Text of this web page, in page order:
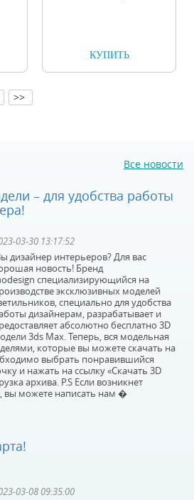
КУПИТЬ
>>
Все новости
– для удобства работы
03-30 13:17:52
дизайнер интерьеров? Для вас
новость! Бренд
специализирующийся на
эксклюзивных моделей
специально для удобства
дизайнерам, разрабатывает и
абсолютно бесплатно 3D
3ds Max. Теперь, вся модельная
которые вы можете скачать на
выбрать понравившийся
и нажать на ссылку «Скачать 3D
архива. P.S Если возникнет
вы можете написать нам �
03-08 09:35:00